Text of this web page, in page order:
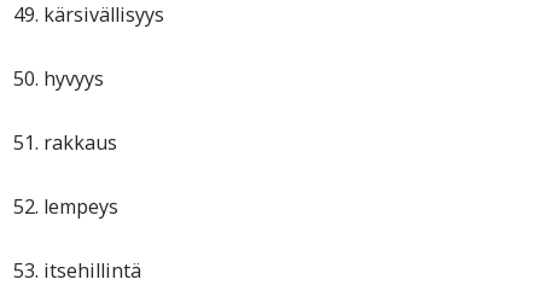
49. kärsivällisyys
50. hyvyys
51. rakkaus
52. lempeys
53. itsehillintä